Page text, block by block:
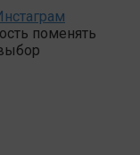
поменять